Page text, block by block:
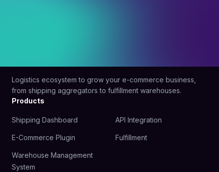
Logistics ecosystem to grow your e-commerce business,
from shipping aggregators to fulfillment warehouses.
Products
Shipping Dashboard API Integration
E-Commerce Plugin Fulfillment
Warehouse Management
System